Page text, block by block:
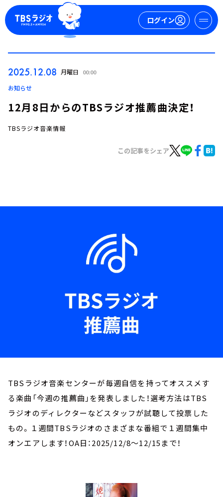
ログイン
トピックス
イベント・グッズ
2025.12.08 月曜日 00:00
お知らせ
12月8日からのTBSラジオ推薦曲決定！
TBSラジオ音楽情報
この記事をシェア
TBSラジオ音楽センターが毎週自信を持ってオススメす
る楽曲「今週の推薦曲」を発表しました！選考方法はTBS
ラジオのディレクターなどスタッフが試聴して投票した
もの。１週間TBSラジオのさまざまな番組で１週間集中
オンエアします！OA日：2025/12/8～12/15まで！